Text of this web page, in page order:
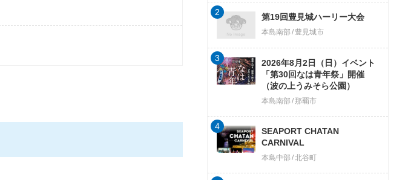
第19回豊見城ハーリー大会
本島南部 豊見城市
2
2026年8月2日（日）イベント
「第30回なは青年祭」開催
（波の上うみそら公園）
本島南部 那覇市
3
SEAPORT CHATAN
CARNIVAL
本島中部 北谷町
4